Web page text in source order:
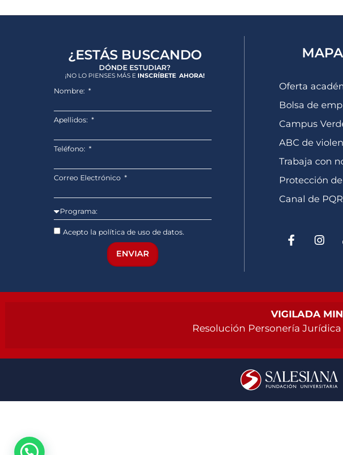
¿ESTÁS BUSCANDO
DÓNDE ESTUDIAR?
¡NO LO PIENSES MÁS E INSCRÍBETE AHORA!
Nombre:
Apellidos:
Teléfono:
Correo Electrónico
Acepto la política de uso de datos.
ENVIAR
Oferta
Bolsa de
Campus
ABC de
Trabaja con
Protección
Canal de
VIGILADA
Resolución Personería